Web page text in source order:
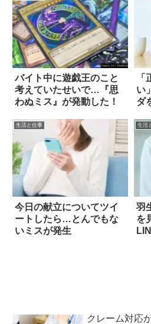
バイト中に遊戯王のこと
考えていたせいで…『思
わぬミス』が発動した！
い
ダ
生活と仕事
今日の献立についてツイ
ートしたら…とんでもな
いミスが発生
生活
羽
を
クレーム対応